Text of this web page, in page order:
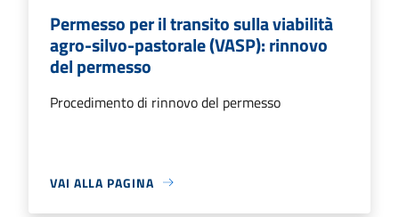
Permesso per il transito sulla viabilità
agro-silvo-pastorale (VASP): rinnovo
del permesso
Procedimento di rinnovo del permesso
VAI ALLA PAGINA